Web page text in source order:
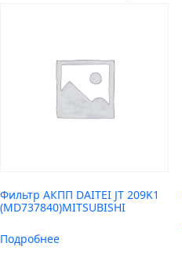
Фильтр АКПП DAITEI JT 209K1
(MD737840)MITSUBISHI
Подробнее